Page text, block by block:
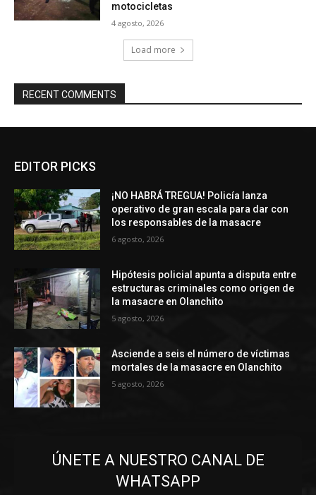
motocicletas
4 agosto, 2026
Load more
RECENT COMMENTS
EDITOR PICKS
¡NO HABRÁ TREGUA! Policía lanza
operativo de gran escala para dar con
los responsables de la masacre
6 agosto, 2026
Hipótesis policial apunta a disputa entre
estructuras criminales como origen de
la masacre en Olanchito
5 agosto, 2026
Asciende a seis el número de víctimas
mortales de la masacre en Olanchito
5 agosto, 2026
ÚNETE A NUESTRO CANAL DE
WHATSAPP